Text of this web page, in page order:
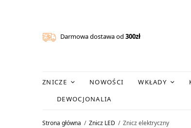
Darmowa dostawa od300zł
ZNICZE NOWOŚCI WKŁADY
DEWOCJONALIA
Strona główna Znicz LED Znicz elektryczny